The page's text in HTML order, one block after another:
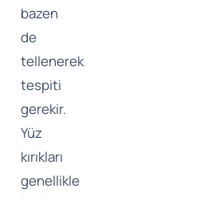
bazen
de
tellenerek
tespiti
gerekir.
Yüz
kırıkları
genellikle